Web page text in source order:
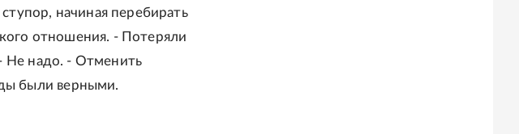
начиная перебирать
отношения. - Потеряли
- Не надо. - Отменить
были верными.